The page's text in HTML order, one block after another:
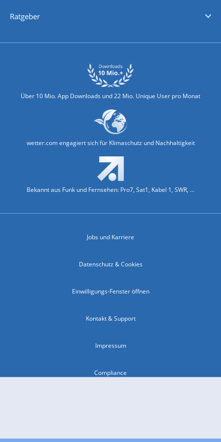
Ratgeber
Über 10 Mio. App Downloads und 22 Mio. Unique User pro Monat
wetter.com engagiert sich für Klimaschutz und Nachhaltigkeit
Bekannt aus Funk und Fernsehen: Pro7, Sat1, Kabel 1, SWR, ...
Jobs und Karriere
Datenschutz & Cookies
Einwilligungs-Fenster öffnen
Kontakt & Support
Impressum
Compliance